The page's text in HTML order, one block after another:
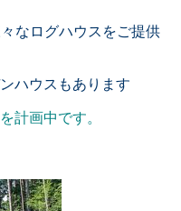
なログハウスをご提供
ハウスもあります
計画中です。